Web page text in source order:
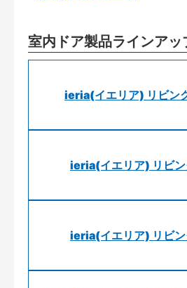
室内ドア製品ラインアッ
ieria(イエリア) リビン
ieria(イエリア) リビン
ieria(イエリア) リビン